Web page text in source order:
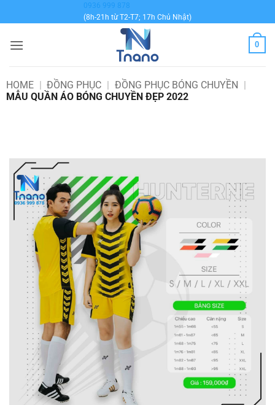
qua
dung
0936 999 878
(8h-21h từ T2-T7; 17h Chủ Nhật)
0
HOME | ĐỒNG PHỤC | ĐỒNG PHỤC BÓNG CHUYỀN |
MẪU QUẦN ÁO BÓNG CHUYỀN ĐẸP 2022